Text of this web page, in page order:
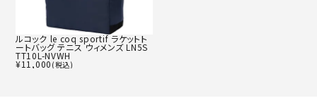
ルコック le coq sportif ラケットト
ートバッグ テニス ウィメンズ LN5S
TT10L-NVWH
¥11,000 (税込)